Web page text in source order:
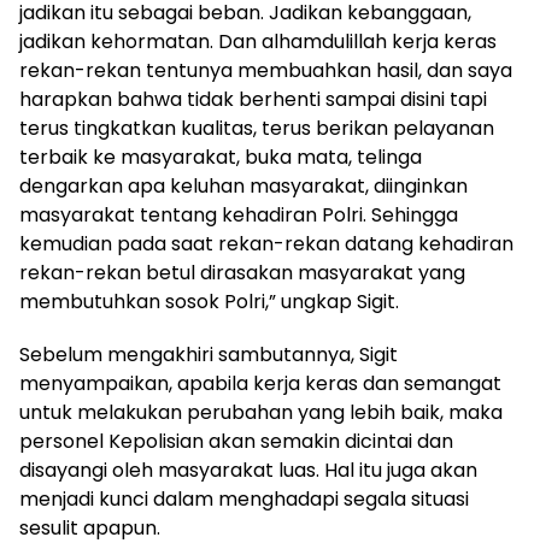
jadikan itu sebagai beban. Jadikan kebanggaan,
jadikan kehormatan. Dan alhamdulillah kerja keras
rekan-rekan tentunya membuahkan hasil, dan saya
harapkan bahwa tidak berhenti sampai disini tapi
terus tingkatkan kualitas, terus berikan pelayanan
terbaik ke masyarakat, buka mata, telinga
dengarkan apa keluhan masyarakat, diinginkan
masyarakat tentang kehadiran Polri. Sehingga
kemudian pada saat rekan-rekan datang kehadiran
rekan-rekan betul dirasakan masyarakat yang
membutuhkan sosok Polri,” ungkap Sigit.
Sebelum mengakhiri sambutannya, Sigit
menyampaikan, apabila kerja keras dan semangat
untuk melakukan perubahan yang lebih baik, maka
personel Kepolisian akan semakin dicintai dan
disayangi oleh masyarakat luas. Hal itu juga akan
menjadi kunci dalam menghadapi segala situasi
sesulit apapun.